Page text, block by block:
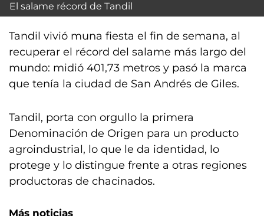
El salame récord de Tandil
Tandil vivió muna fiesta el fin de semana, al
recuperar el récord del salame más largo del
mundo: midió 401,73 metros y pasó la marca
que tenía la ciudad de San Andrés de Giles.
Tandil, porta con orgullo la primera
Denominación de Origen para un producto
agroindustrial, lo que le da identidad, lo
protege y lo distingue frente a otras regiones
productoras de chacinados.
Más noticias